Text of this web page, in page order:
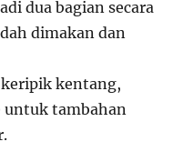
dua bagian secara
dimakan dan
keripik kentang,
untuk tambahan